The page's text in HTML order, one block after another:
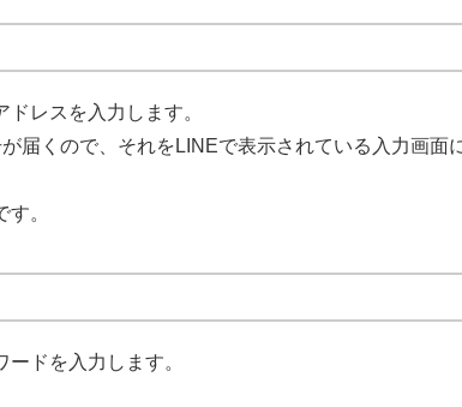
レスを入力します。
届くので、それをLINEで表示されている入力画面
。
ドを入力します。